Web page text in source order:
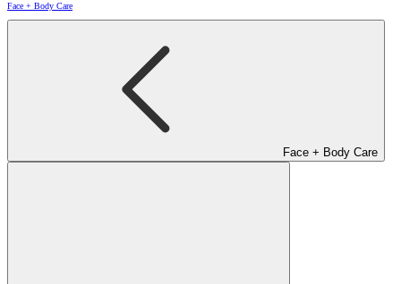
Face + Body Care
Face + Body Care